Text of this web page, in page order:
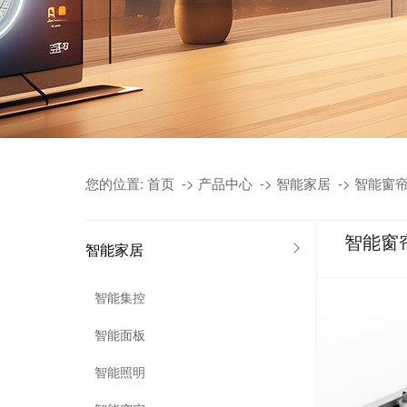
您的位置:首页 -> 产品中心 -> 智能家居 -> 智能窗
智能家居
智能集控
智能面板
智能照明
智能窗